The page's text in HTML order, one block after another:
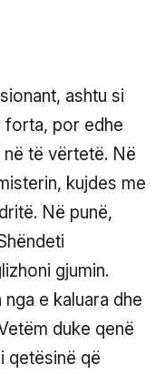
ashtu si
forta, por edhe
të vërtetë. Në
kujdes me
Në punë,
gjumin.
e kaluara dhe
duke qenë
qetësinë që